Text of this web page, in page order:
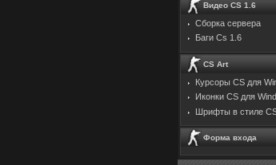
Видео CS 1.6
Сборка сервера
Баги Cs 1.6
CS Art
Курсоры CS для
Иконки CS для
Шрифты в стиле
Форма входа